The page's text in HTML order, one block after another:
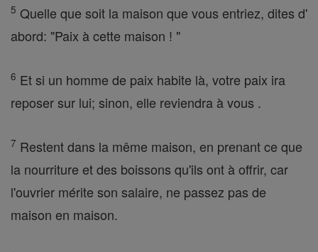
5 Quelle que soit la maison que vous entriez, dites d'
abord: "Paix à cette maison ! "
6 Et si un homme de paix habite là, votre paix ira
reposer sur lui; sinon, elle reviendra à vous .
7 Restent dans la même maison, en prenant ce que
la nourriture et des boissons qu'ils ont à offrir, car
l'ouvrier mérite son salaire, ne passez pas de
maison en maison.